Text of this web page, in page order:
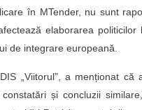
în MTender, nu sunt
elaborarea
de integrare europeană.
„Viitorul”, a menționat că
și concluzii